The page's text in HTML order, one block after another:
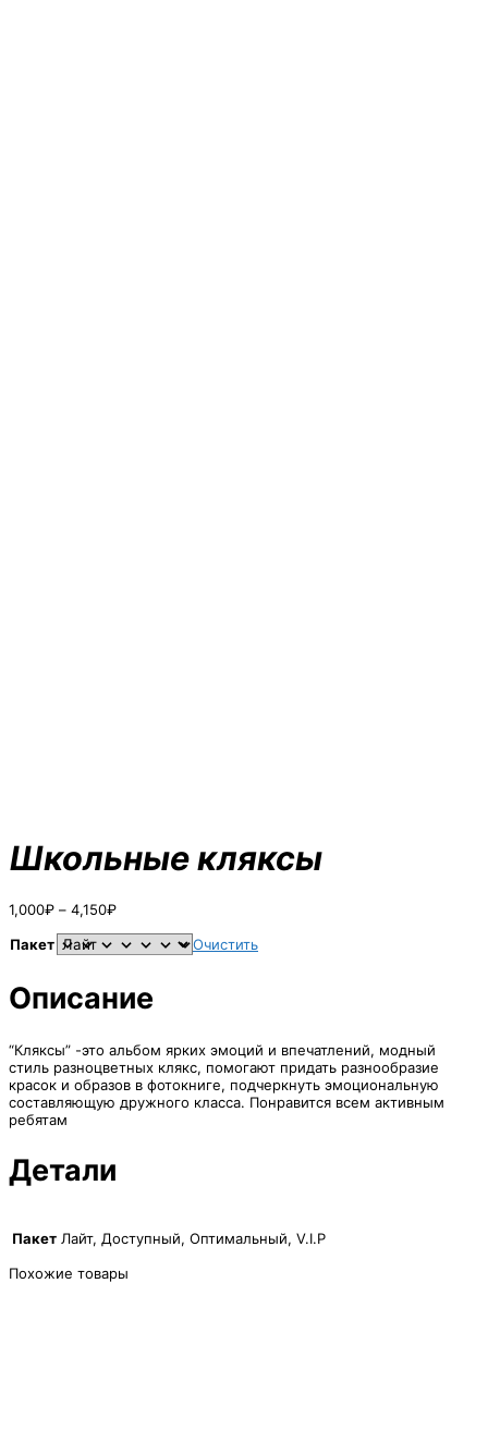
Школьные кляксы
1,000₽ – 4,150₽Диапазон
1,000₽
–
Пакет Очистить
Описание
“Кляксы” -это альбом ярких эмоций и впечатлений, модный
стиль разноцветных клякс, помогают придать разнообразие
красок и образов в фотокниге, подчеркнуть эмоциональную
составляющую дружного класса. Понравится всем активным
ребятам
Детали
Пакет Лайт, Доступный, Оптимальный, V.I.P
Похожие товары